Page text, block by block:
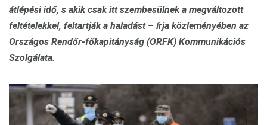
átlépési idő, s akik csak itt szembesülnek a megváltozott
feltételekkel, feltartják a haladást – írja közleményében az
Országos Rendőr-főkapitányság (ORFK) Kommunikációs
Szolgálata.